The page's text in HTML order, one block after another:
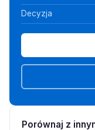
Decyzja
Porównaj z